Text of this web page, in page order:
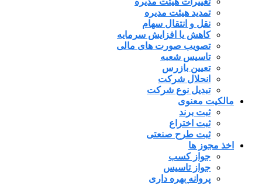
تمدید هیئت مدیره
نقل و انتقال سهام
کاهش یا افزایش سرمایه
تصویب صورت های مالی
تاسیس شعبه
تعیین بازرس
انحلال شرکت
تبدیل نوع شرکت
مالکیت معنوی
ثبت برند
ثبت اختراع
ثبت طرح صنعتی
اخذ مجوز ها
جواز کسب
جواز تاسیس
پروانه بهره داری